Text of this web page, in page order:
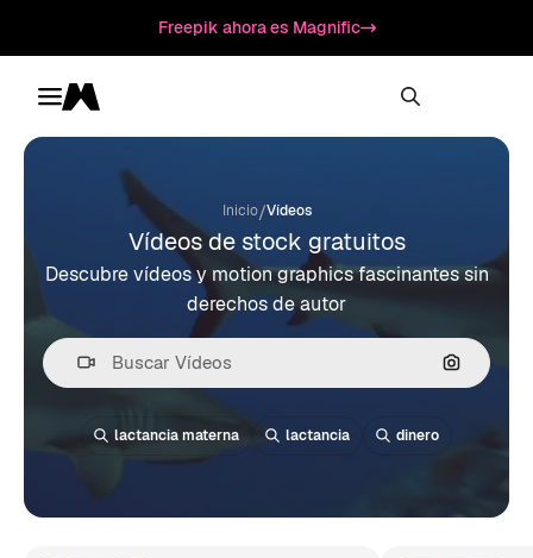
Freepik ahora es Magnific
Toggle menu
Magnific
Inicio/Vídeos
Vídeos de stock gratuitos
Descubre vídeos y motion graphics fascinantes sin
derechos de autor
Buscar
lactancia materna lactancia dinero